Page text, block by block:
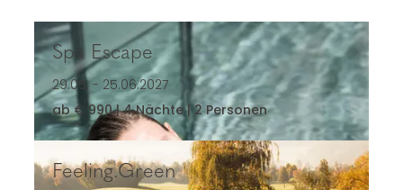
Spa Escape
29.05. - 25.06.2027
ab € 990 | 4 Nächte | 2 Personen
Spa Escape
Feeling.Green